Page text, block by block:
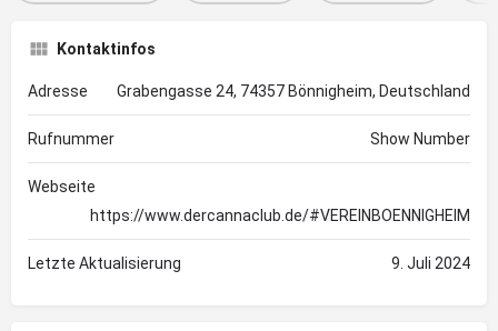
Kontaktinfos
Adresse Grabengasse 24, 74357 Bönnigheim, Deutschland
Rufnummer Show Number
Webseite
https://www.dercannaclub.de/#VEREINBOENNIGHEIM
Letzte Aktualisierung 9. Juli 2024